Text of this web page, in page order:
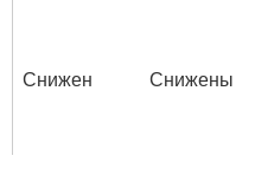
Снижен Снижены